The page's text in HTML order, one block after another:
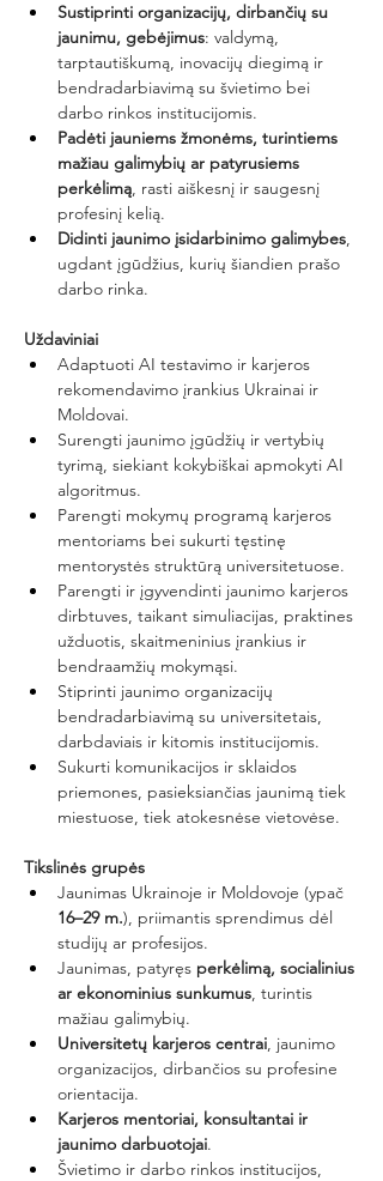
Sustiprinti organizacijų, dirbančių su
jaunimu, gebėjimus: valdymą,
tarptautiškumą, inovacijų diegimą ir
bendradarbiavimą su švietimo bei
darbo rinkos institucijomis.
Padėti jauniems žmonėms, turintiems
mažiau galimybių ar patyrusiems
perkėlimą, rasti aiškesnį ir saugesnį
profesinį kelią.
Didinti jaunimo įsidarbinimo galimybes,
ugdant įgūdžius, kurių šiandien prašo
darbo rinka.
Uždaviniai
Adaptuoti AI testavimo ir karjeros
rekomendavimo įrankius Ukrainai ir
Moldovai.
Surengti jaunimo įgūdžių ir vertybių
tyrimą, siekiant kokybiškai apmokyti AI
algoritmus.
Parengti mokymų programą karjeros
mentoriams bei sukurti tęstinę
mentorystės struktūrą universitetuose.
Parengti ir įgyvendinti jaunimo karjeros
dirbtuves, taikant simuliacijas, praktines
užduotis, skaitmeninius įrankius ir
bendraamžių mokymąsi.
Stiprinti jaunimo organizacijų
bendradarbiavimą su universitetais,
darbdaviais ir kitomis institucijomis.
Sukurti komunikacijos ir sklaidos
priemones, pasieksiančias jaunimą tiek
miestuose, tiek atokesnėse vietovėse.
Tikslinės grupės
Jaunimas Ukrainoje ir Moldovoje (ypač
16–29 m.), priimantis sprendimus dėl
studijų ar profesijos.
Jaunimas, patyręs perkėlimą, socialinius
ar ekonominius sunkumus, turintis
mažiau galimybių.
Universitetų karjeros centrai, jaunimo
organizacijos, dirbančios su profesine
orientacija.
Karjeros mentoriai, konsultantai ir
jaunimo darbuotojai.
Švietimo ir darbo rinkos institucijos,